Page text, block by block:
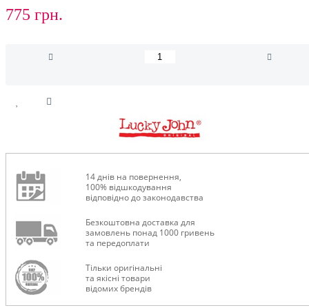
775 грн.
14 днів на повернення,
100% відшкодування
відповідно до законодавства
Безкоштовна доставка для
замовлень понад 1000 гривень
та передоплати
Тільки оригінальні
та якісні товари
відомих брендів